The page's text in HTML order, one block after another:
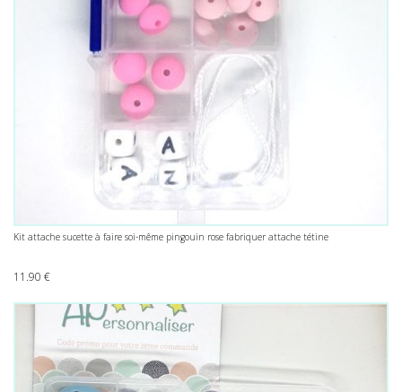
Kit attache sucette à faire soi-même pingouin rose fabriquer attache tétine
11.90 €